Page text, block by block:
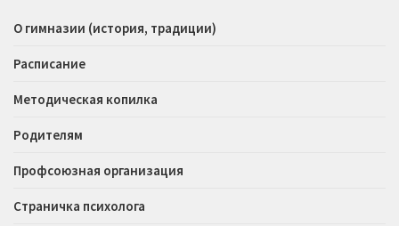
О гимназии (история, традиции)
Расписание
Методическая копилка
Родителям
Профсоюзная организация
Страничка психолога